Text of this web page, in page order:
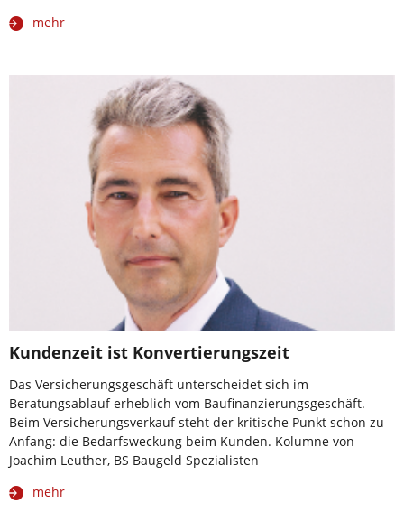
mehr
Kundenzeit ist Konvertierungszeit
Das Versicherungsgeschäft unterscheidet sich im
Beratungsablauf erheblich vom Baufinanzierungsgeschäft.
Beim Versicherungsverkauf steht der kritische Punkt schon zu
Anfang: die Bedarfsweckung beim Kunden. Kolumne von
Joachim Leuther, BS Baugeld Spezialisten
mehr